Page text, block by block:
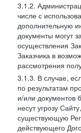
3.1.2.
числе с
дополнительную
документы могут
осуществления
Заказчика в
рассмотрения
3.1.3. В случае,
по результатам
и/или документов
несут угрозу
существующую
действующего